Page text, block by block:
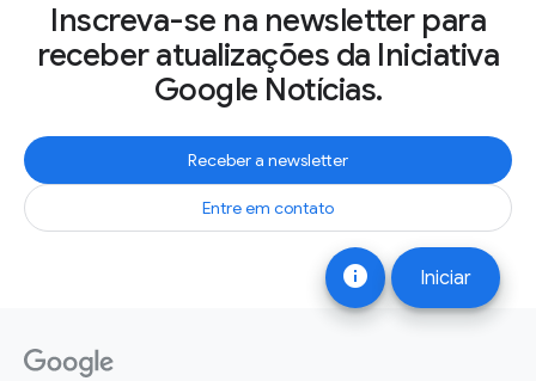
info Iniciar
Inscreva-se na newsletter para
receber atualizações da Iniciativa
Google Notícias.
Receber a newsletter
Entre em contato